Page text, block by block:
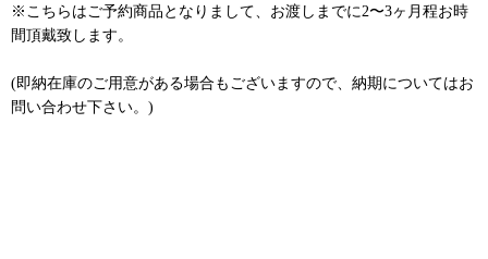
※こちらはご予約商品となりまして、お渡しまでに2〜3ヶ月程お時
間頂戴致します。
(即納在庫のご用意がある場合もございますので、納期についてはお
問い合わせ下さい。)